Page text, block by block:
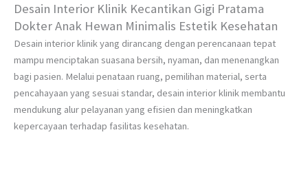
Desain Interior Klinik Kecantikan Gigi Pratama
Dokter Anak Hewan Minimalis Estetik Kesehatan
Desain interior klinik yang dirancang dengan perencanaan tepat
mampu menciptakan suasana bersih, nyaman, dan menenangkan
bagi pasien. Melalui penataan ruang, pemilihan material, serta
pencahayaan yang sesuai standar, desain interior klinik membantu
mendukung alur pelayanan yang efisien dan meningkatkan
kepercayaan terhadap fasilitas kesehatan.